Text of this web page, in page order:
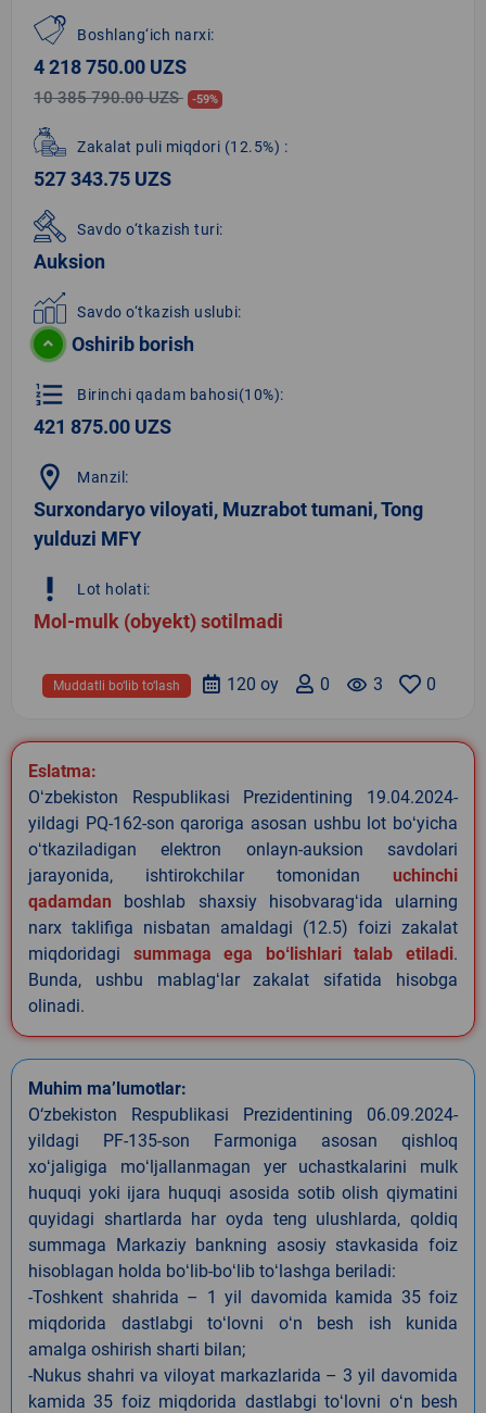
Boshlang‘ich narxi:
4 218 750.00 UZS
10 385 790.00 UZS -59%
Zakalat puli miqdori (12.5%) :
527 343.75 UZS
Savdo o‘tkazish turi:
Auksion
Savdo o‘tkazish uslubi:
Oshirib borish
format_list_numbered Birinchi qadam bahosi(10%):
421 875.00 UZS
location_on Manzil:
Surxondaryo viloyati, Muzrabot tumani, Tong
yulduzi MFY
priority_high Lot holati:
Mol-mulk (obyekt) sotilmadi
0
remove_red_eye 3
0
120 oy
Muddatli bo‘lib to‘lash
Eslatma:
Oʻzbekiston Respublikasi Prezidentining 19.04.2024-
yildagi PQ-162-son qaroriga asosan ushbu lot boʻyicha
oʻtkaziladigan elektron onlayn-auksion savdolari
jarayonida, ishtirokchilar tomonidan uchinchi
qadamdan boshlab shaxsiy hisobvaragʻida ularning
narx taklifiga nisbatan amaldagi (12.5) foizi zakalat
miqdoridagi summaga ega boʻlishlari talab etiladi.
Bunda, ushbu mablagʻlar zakalat sifatida hisobga
olinadi.
Muhim ma’lumotlar:
O‘zbekiston Respublikasi Prezidentining 06.09.2024-
yildagi PF-135-son Farmoniga asosan qishloq
xoʻjaligiga moʻljallanmagan yer uchastkalarini mulk
huquqi yoki ijara huquqi asosida sotib olish qiymatini
quyidagi shartlarda har oyda teng ulushlarda, qoldiq
summaga Markaziy bankning asosiy stavkasida foiz
hisoblagan holda boʻlib-boʻlib toʻlashga beriladi:
-Toshkent shahrida – 1 yil davomida kamida 35 foiz
miqdorida dastlabgi toʻlovni oʻn besh ish kunida
amalga oshirish sharti bilan;
-Nukus shahri va viloyat markazlarida – 3 yil davomida
kamida 35 foiz miqdorida dastlabgi toʻlovni oʻn besh